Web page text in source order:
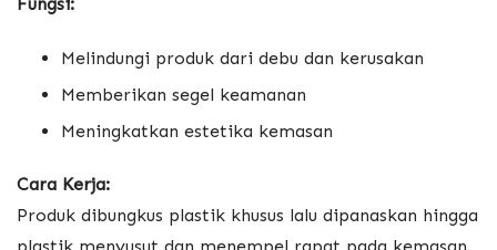
Melindungi produk dari debu dan kerusakan
Memberikan segel keamanan
Meningkatkan estetika kemasan
Cara Kerja:
Produk dibungkus plastik khusus lalu dipanaskan hingga